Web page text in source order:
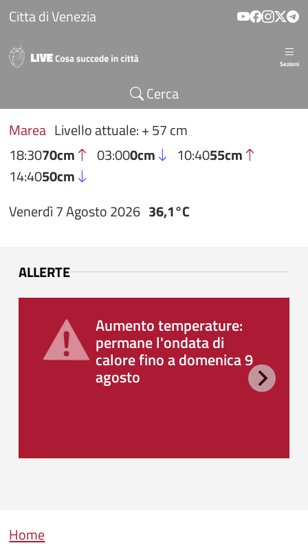
Salta al contenuto principale
Citta di Venezia
Sezioni
Cerca
Marea Livello attuale: + 57 cm
18:3070cm 03:000cm 10:4055cm
14:4050cm
Venerdì 7 Agosto 2026 36,1°C
ALLERTE
Aumento temperature:
permane l'ondata di
calore fino a domenica 9
agosto
Briciole di pane
Home